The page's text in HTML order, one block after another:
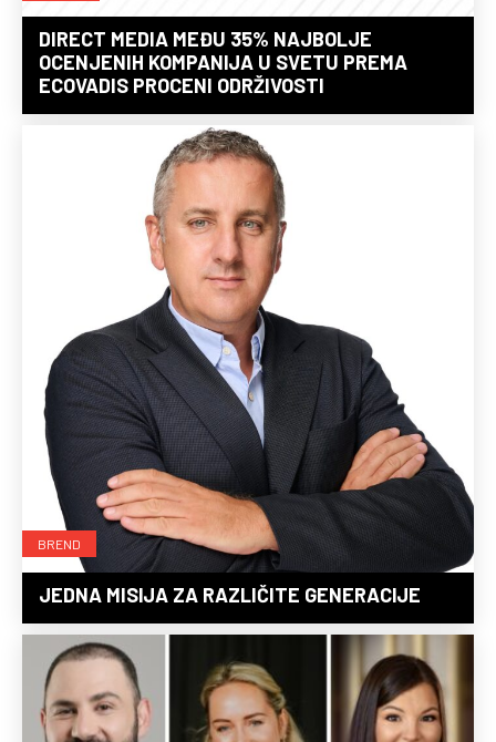
DIRECT MEDIA MEĐU 35% NAJBOLJE
OCENJENIH KOMPANIJA U SVETU PREMA
ECOVADIS PROCENI ODRŽIVOSTI
BREND
JEDNA MISIJA ZA RAZLIČITE GENERACIJE